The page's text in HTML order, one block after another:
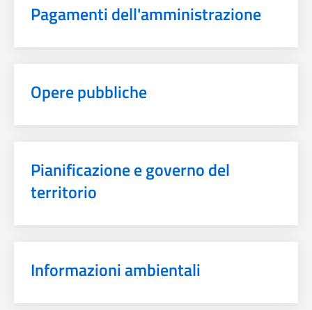
Pagamenti dell'amministrazione
Opere pubbliche
Pianificazione e governo del
territorio
Informazioni ambientali